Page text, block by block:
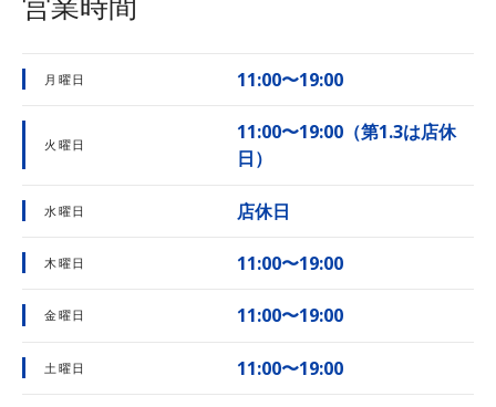
月曜日 11:00〜19:00
火曜日
11:00〜19:00（第1.3は店休
日）
水曜日 店休日
木曜日 11:00〜19:00
金曜日 11:00〜19:00
土曜日 11:00〜19:00